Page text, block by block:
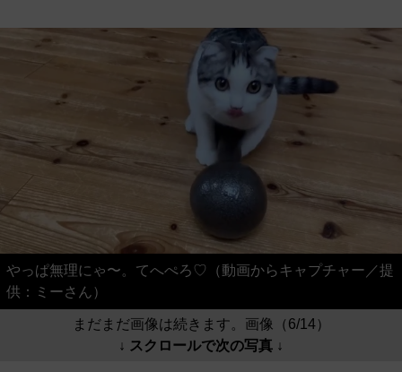
やっぱ無理にゃ〜。てへぺろ♡（動画からキャプチャー／提
供：ミーさん）
まだまだ画像は続きます。画像（6/14）
↓ スクロールで次の写真 ↓